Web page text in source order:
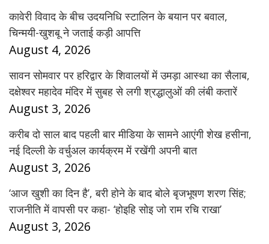
कावेरी विवाद के बीच उदयनिधि स्टालिन के बयान पर बवाल,
चिन्मयी-खुशबू ने जताई कड़ी आपत्ति
August 4, 2026
सावन सोमवार पर हरिद्वार के शिवालयों में उमड़ा आस्था का सैलाब,
दक्षेश्वर महादेव मंदिर में सुबह से लगी श्रद्धालुओं की लंबी कतारें
August 3, 2026
करीब दो साल बाद पहली बार मीडिया के सामने आएंगी शेख हसीना,
नई दिल्ली के वर्चुअल कार्यक्रम में रखेंगी अपनी बात
August 3, 2026
‘आज खुशी का दिन है’, बरी होने के बाद बोले बृजभूषण शरण सिंह;
राजनीति में वापसी पर कहा- ‘होइहि सोइ जो राम रचि राखा’
August 3, 2026